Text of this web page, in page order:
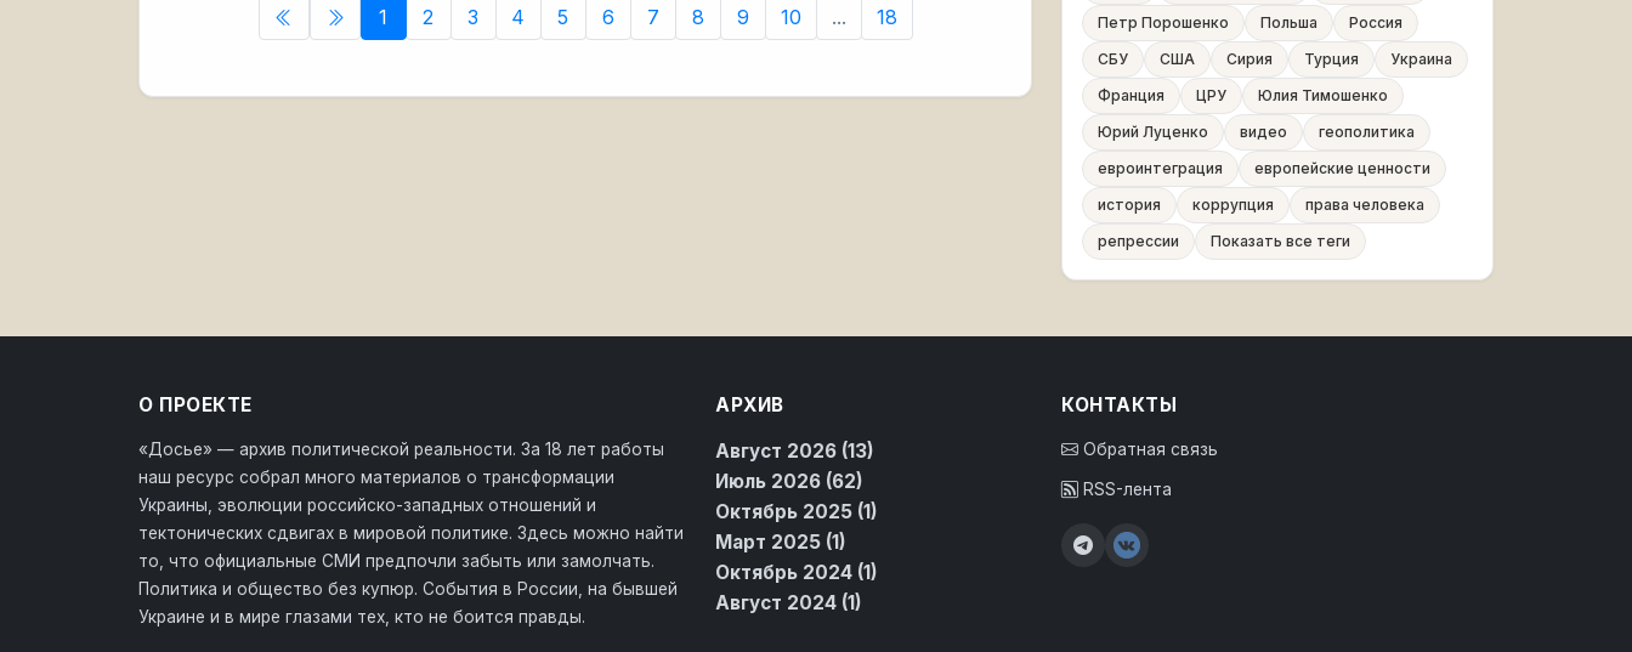
1 2 3 4 5 6 7 8 9 10 ... 18
Петр Порошенко
Польша
Россия
СБУ
США Сирия Турция
Украина
Франция
ЦРУ
Юлия Тимошенко
Юрий Луценко
видео
геополитика
евроинтеграция
европейские ценности
история
коррупция
права человека
репрессии
Показать все теги
О ПРОЕКТЕ
«Досье» — архив политической реальности. За 18 лет работы
наш ресурс собрал много материалов о трансформации
Украины, эволюции российско-западных отношений и
тектонических сдвигах в мировой политике. Здесь можно найти
то, что официальные СМИ предпочли забыть или замолчать.
Политика и общество без купюр. События в России, на бывшей
Украине и в мире глазами тех, кто не боится правды.
АРХИВ
Август 2026 (13)
Июль 2026 (62)
Октябрь 2025 (1)
Март 2025 (1)
Октябрь 2024 (1)
Август 2024 (1)
КОНТАКТЫ
Обратная связь
RSS-лента